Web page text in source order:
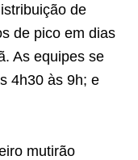
de
de pico em dias
As equipes se
4h30 às 9h; e
mutirão